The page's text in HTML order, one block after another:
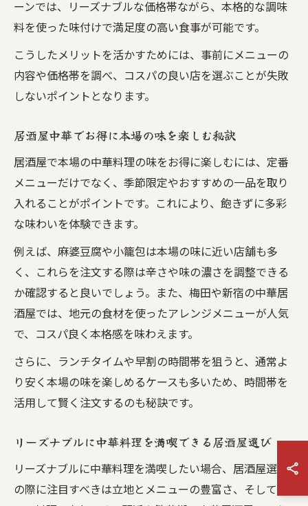
ーンでは、リーズナブルな価格帯ながら、本格的な調味
料を使った味付けで満足度の高い食事が可能です。
こうしたメリットを活かすためには、事前にメニューの
内容や価格帯を調べ、コスパの良い店を選ぶことが失敗
しないポイントとなります。
居酒屋中華でお得に本場の味を楽しむ秘訣
居酒屋で本場の中華料理の味をお得に楽しむには、定番
メニューだけでなく、季節限定やおすすめの一品を取り
入れることがポイントです。これにより、飽きずに多彩
な味わいを体験できます。
例えば、麻婆豆腐や小籠包は本場の味に近い店舗も多
く、これらを注文する際は辛さや味の濃さを調整できる
か確認すると良いでしょう。また、梅田や新宿の中華居
酒屋では、地元の食材を使ったアレンジメニューが人気
で、コスパ良く本格感を味わえます。
さらに、ランチタイムや早割の時間帯を狙うと、通常よ
り安く本場の味を楽しめるケースも多いため、時間帯を
活用して賢く注文するのも秘訣です。
リーズナブルに中華料理を満喫できる居酒屋選び
リーズナブルに中華料理を満喫したい場合、居酒屋選び
の際に注目すべきは立地とメニューの豊富さ、そしてコ